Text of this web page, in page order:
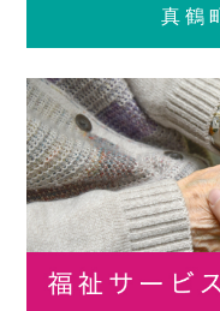
真鶴